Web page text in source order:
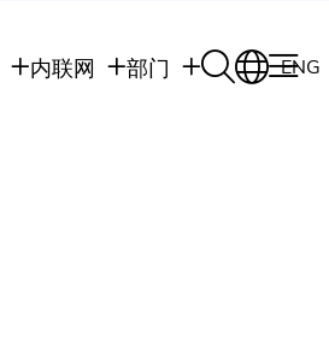
内联网 部门 ENG